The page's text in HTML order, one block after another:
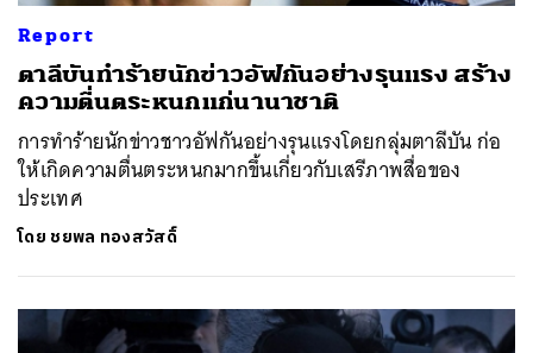
Report
ตาลีบันทำร้ายนักข่าวอัฟกันอย่างรุนแรง สร้าง
ความตื่นตระหนกแก่นานาชาติ
การทำร้ายนักข่าวชาวอัฟกันอย่างรุนแรงโดยกลุ่มตาลีบัน ก่อ
ให้เกิดความตื่นตระหนกมากขึ้นเกี่ยวกับเสรีภาพสื่อของ
ประเทศ
โดย ชยพล ทองสวัสดิ์
SHARE TWEET LINE EMAIL